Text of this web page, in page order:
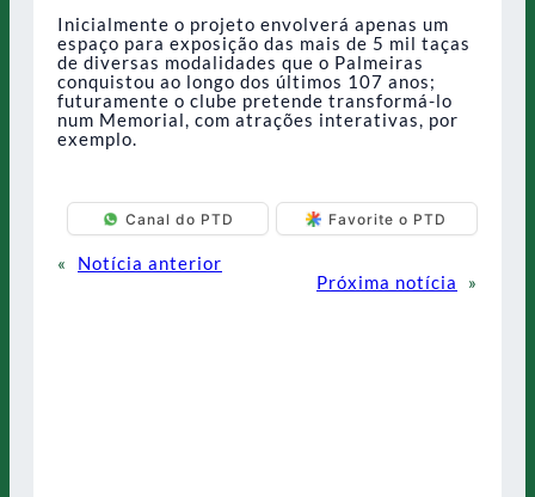
Inicialmente o projeto envolverá apenas um
espaço para exposição das mais de 5 mil taças
de diversas modalidades que o Palmeiras
conquistou ao longo dos últimos 107 anos;
futuramente o clube pretende transformá-lo
num Memorial, com atrações interativas, por
exemplo.
Canal do PTD Favorite o PTD
«
Notícia anterior
Próxima notícia
»